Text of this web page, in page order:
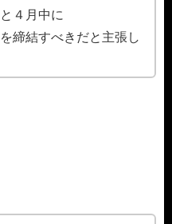
４月中に
締結すべきだと主張し